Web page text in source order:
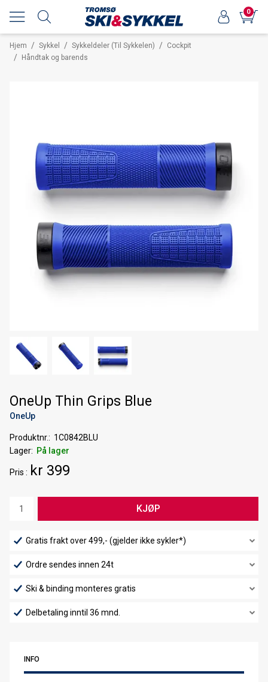
0
Hjem / Sykkel / Sykkeldeler (Til Sykkelen) / Cockpit
/ Håndtak og barends
OneUp Thin Grips Blue
OneUp
Produktnr.
1C0842BLU
Lager
På lager
Pris kr 399
KJØP
Gratis frakt over 499,- (gjelder ikke sykler*)
Ordre sendes innen 24t
Ski & binding monteres gratis
Delbetaling inntil 36 mnd.
INFO